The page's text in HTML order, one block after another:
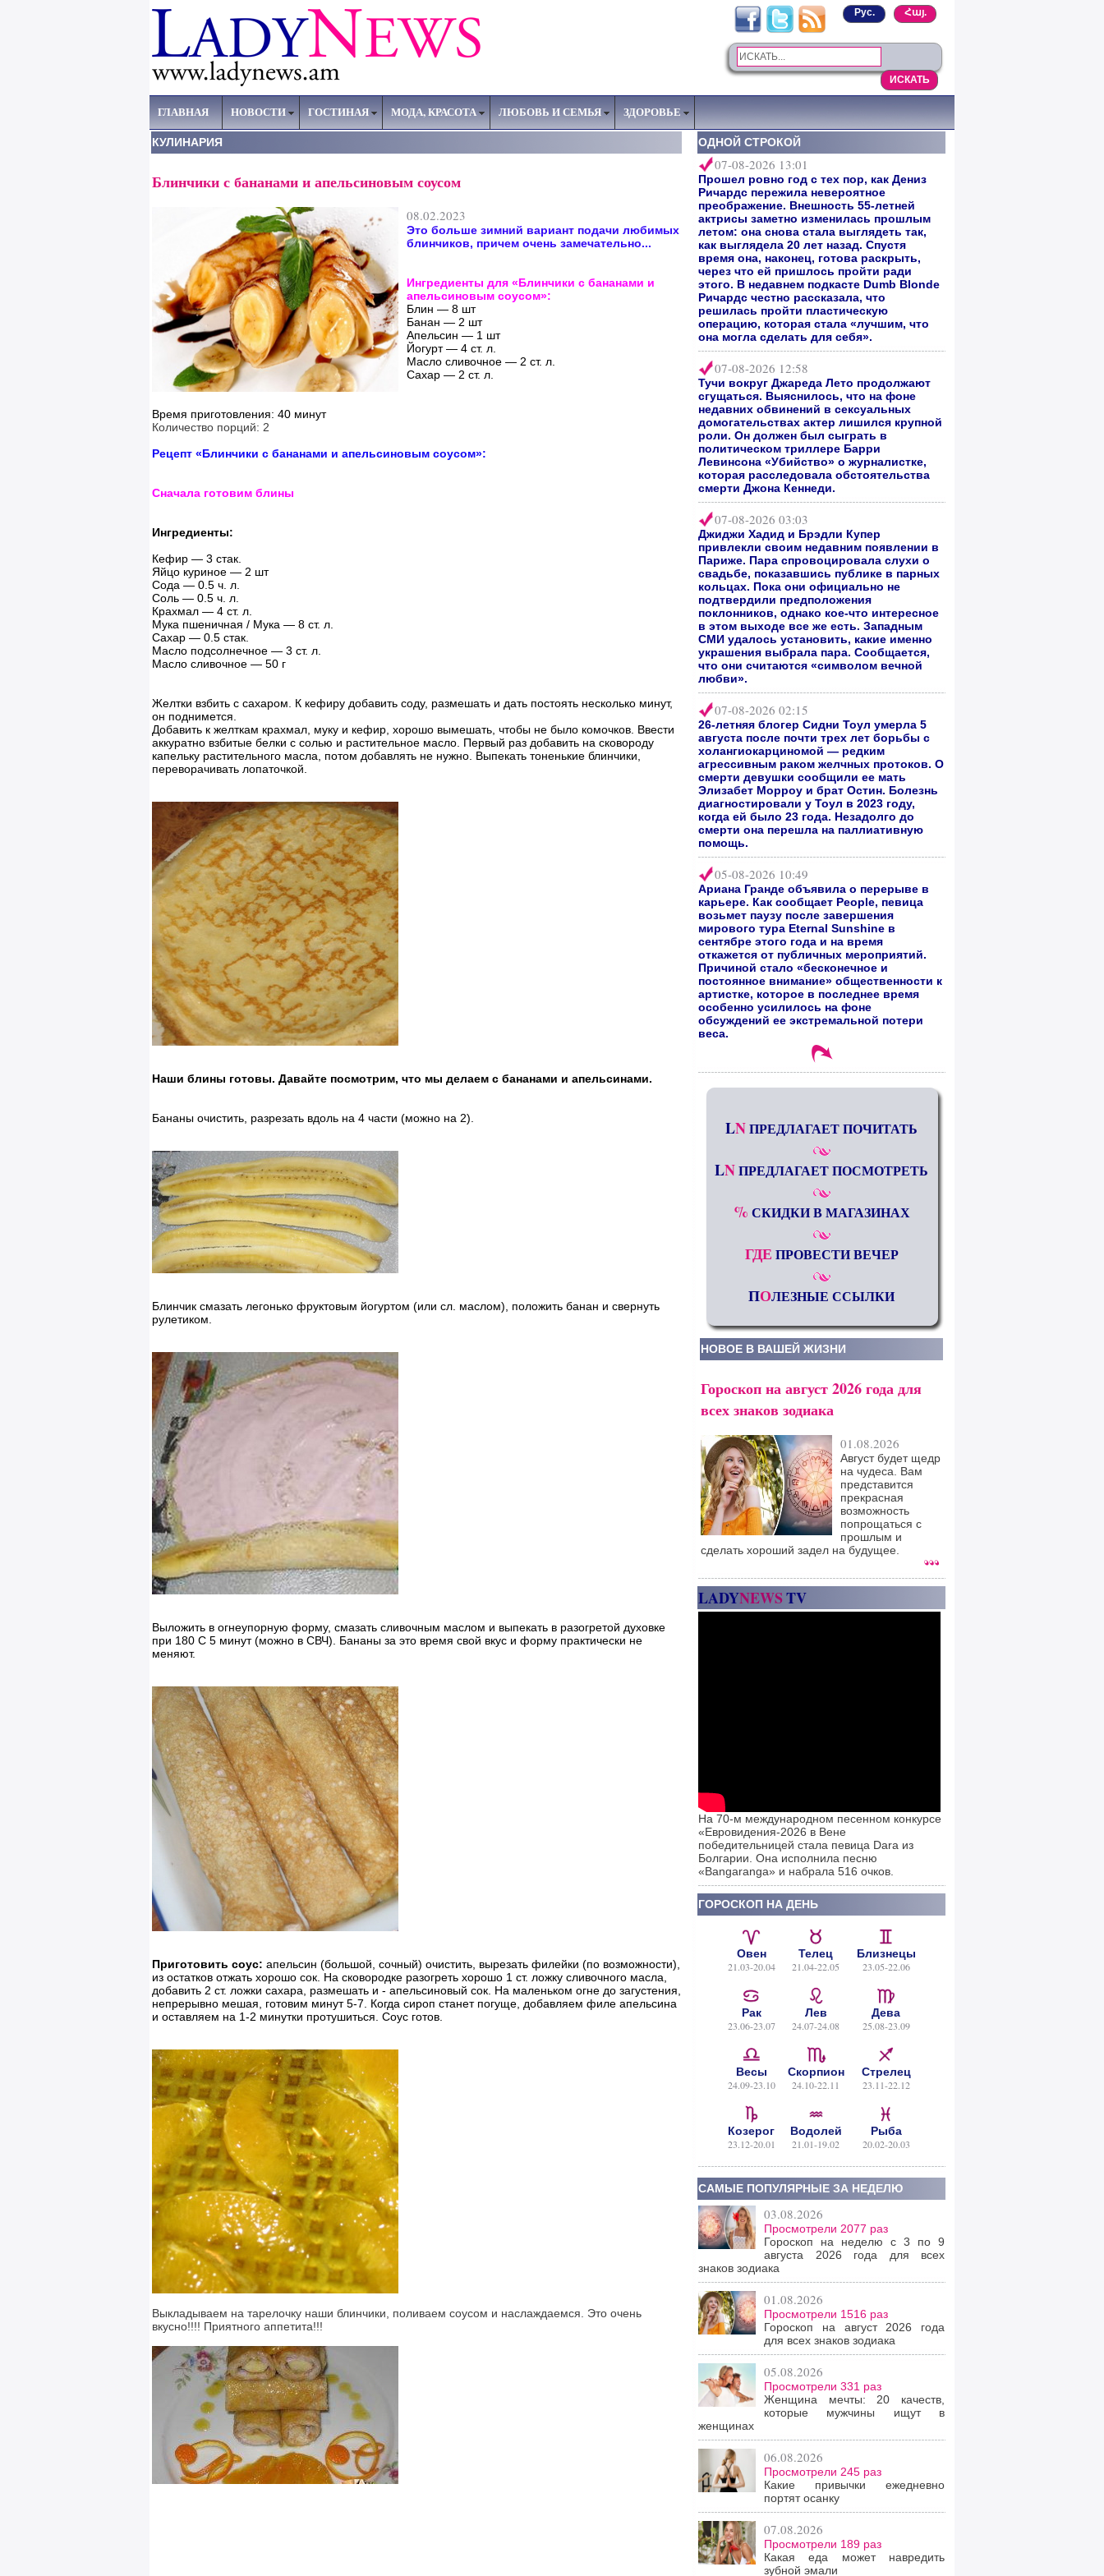
Հայ.
Рус.
ГЛАВНАЯ НОВОСТИ ГОСТИНАЯ МОДА, КРАСОТА ЛЮБОВЬ И СЕМЬЯ ЗДОРОВЬЕ
КУЛИНАРИЯ
Блинчики с бананами и апельсиновым соусом
08.02.2023
Это больше зимний вариант подачи любимых
блинчиков, причем очень замечательно...
Ингредиенты для «Блинчики с бананами и
апельсиновым соусом»:
Блин — 8 шт
Банан — 2 шт
Апельсин — 1 шт
Йогурт — 4 ст. л.
Масло сливочное — 2 ст. л.
Сахар — 2 ст. л.
Время приготовления: 40 минут
Количество порций: 2
Рецепт «Блинчики с бананами и апельсиновым соусом»:
Сначала готовим блины
Ингредиенты:
Кефир — 3 стак.
Яйцо куриное — 2 шт
Сода — 0.5 ч. л.
Соль — 0.5 ч. л.
Крахмал — 4 ст. л.
Мука пшеничная / Мука — 8 ст. л.
Сахар — 0.5 стак.
Масло подсолнечное — 3 ст. л.
Масло сливочное — 50 г
Желтки взбить с сахаром. К кефиру добавить соду, размешать и дать постоять несколько минут,
он поднимется.
Добавить к желткам крахмал, муку и кефир, хорошо вымешать, чтобы не было комочков. Ввести
аккуратно взбитые белки с солью и растительное масло. Первый раз добавить на сковороду
капельку растительного масла, потом добавлять не нужно. Выпекать тоненькие блинчики,
переворачивать лопаточкой.
Наши блины готовы. Давайте посмотрим, что мы делаем с бананами и апельсинами.
Бананы очистить, разрезать вдоль на 4 части (можно на 2).
Блинчик смазать легонько фруктовым йогуртом (или сл. маслом), положить банан и свернуть
рулетиком.
Выложить в огнеупорную форму, смазать сливочным маслом и выпекать в разогретой духовке
при 180 С 5 минут (можно в СВЧ). Бананы за это время свой вкус и форму практически не
меняют.
Приготовить соус: апельсин (большой, сочный) очистить, вырезать филейки (по возможности),
из остатков отжать хорошо сок. На сковородке разогреть хорошо 1 ст. ложку сливочного масла,
добавить 2 ст. ложки сахара, размешать и - апельсиновый сок. На маленьком огне до загустения,
непрерывно мешая, готовим минут 5-7. Когда сироп станет погуще, добавляем филе апельсина
и оставляем на 1-2 минутки протушиться. Соус готов.
Выкладываем на тарелочку наши блинчики, поливаем соусом и наслаждаемся. Это очень
вкусно!!!! Приятного аппетита!!!
ОДНОЙ СТРОКОЙ
07-08-2026 13:01
Прошел ровно год с тех пор, как Дениз
Ричардс пережила невероятное
преображение. Внешность 55-летней
актрисы заметно изменилась прошлым
летом: она снова стала выглядеть так,
как выглядела 20 лет назад. Спустя
время она, наконец, готова раскрыть,
через что ей пришлось пройти ради
этого. В недавнем подкасте Dumb Blonde
Ричардс честно рассказала, что
решилась пройти пластическую
операцию, которая стала «лучшим, что
она могла сделать для себя».
07-08-2026 12:58
Тучи вокруг Джареда Лето продолжают
сгущаться. Выяснилось, что на фоне
недавних обвинений в сексуальных
домогательствах актер лишился крупной
роли. Он должен был сыграть в
политическом триллере Барри
Левинсона «Убийство» о журналистке,
которая расследовала обстоятельства
смерти Джона Кеннеди.
07-08-2026 03:03
Джиджи Хадид и Брэдли Купер
привлекли своим недавним появлении в
Париже. Пара спровоцировала слухи о
свадьбе, показавшись публике в парных
кольцах. Пока они официально не
подтвердили предположения
поклонников, однако кое-что интересное
в этом выходе все же есть. Западным
СМИ удалось установить, какие именно
украшения выбрала пара. Сообщается,
что они считаются «символом вечной
любви».
07-08-2026 02:15
26-летняя блогер Сидни Тоул умерла 5
августа после почти трех лет борьбы с
холангиокарциномой — редким
агрессивным раком желчных протоков. О
смерти девушки сообщили ее мать
Элизабет Морроу и брат Остин. Болезнь
диагностировали у Тоул в 2023 году,
когда ей было 23 года. Незадолго до
смерти она перешла на паллиативную
помощь.
05-08-2026 10:49
Ариана Гранде объявила о перерыве в
карьере. Как сообщает People, певица
возьмет паузу после завершения
мирового тура Eternal Sunshine в
сентябре этого года и на время
откажется от публичных мероприятий.
Причиной стало «бесконечное и
постоянное внимание» общественности к
артистке, которое в последнее время
особенно усилилось на фоне
обсуждений ее экстремальной потери
веса.
LNПРЕДЛАГАЕТ ПОЧИТАТЬ
LNПРЕДЛАГАЕТ ПОСМОТРЕТЬ
% СКИДКИ В МАГАЗИНАХ
ГДЕ ПРОВЕСТИ ВЕЧЕР
ПОЛЕЗНЫЕ ССЫЛКИ
НОВОЕ В ВАШЕЙ ЖИЗНИ
Гороскоп на август 2026 года для
всех знаков зодиака
01.08.2026
Август будет щедр
на чудеса. Вам
представится
прекрасная
возможность
попрощаться с
прошлым и
сделать хороший задел на будущее.
LADYNEWSTV
На 70-м международном песенном конкурсе
«Евровидения-2026 в Вене
победительницей стала певица Dara из
Болгарии. Она исполнила песню
«Bangaranga» и набрала 516 очков.
ГОРОСКОП НА ДЕНЬ
Овен
21.03-20.04
Телец
21.04-22.05
Близнецы
23.05-22.06
Рак
23.06-23.07
Лев
24.07-24.08
Дева
25.08-23.09
Весы
24.09-23.10
Скорпион
24.10-22.11
Стрелец
23.11-22.12
Козерог
23.12-20.01
Водолей
21.01-19.02
Рыба
20.02-20.03
САМЫЕ ПОПУЛЯРНЫЕ ЗА НЕДЕЛЮ
03.08.2026
Просмотрели 2077 раз
Гороскоп на неделю с 3 по 9
августа 2026 года для всех
знаков зодиака
01.08.2026
Просмотрели 1516 раз
Гороскоп на август 2026 года
для всех знаков зодиака
05.08.2026
Просмотрели 331 раз
Женщина мечты: 20 качеств,
которые мужчины ищут в
женщинах
06.08.2026
Просмотрели 245 раз
Какие привычки ежедневно
портят осанку
07.08.2026
Просмотрели 189 раз
Какая еда может навредить
зубной эмали